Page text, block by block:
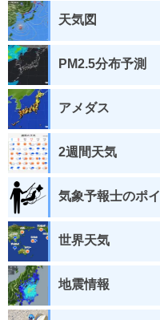
天気図
PM2.5分布予測
アメダス
2週間天気
気象予報士のポ
世界天気
地震情報